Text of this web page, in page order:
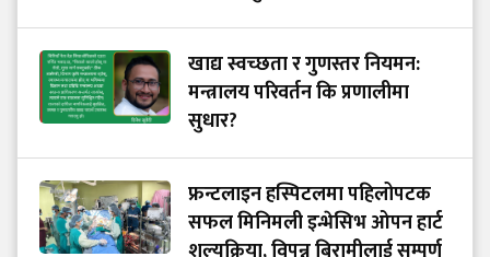
खाद्य स्वच्छता र गुणस्तर नियमन:
मन्त्रालय परिवर्तन कि प्रणालीमा
सुधार?
फ्रन्टलाइन हस्पिटलमा पहिलोपटक
सफल मिनिमली इन्भेसिभ ओपन हार्ट